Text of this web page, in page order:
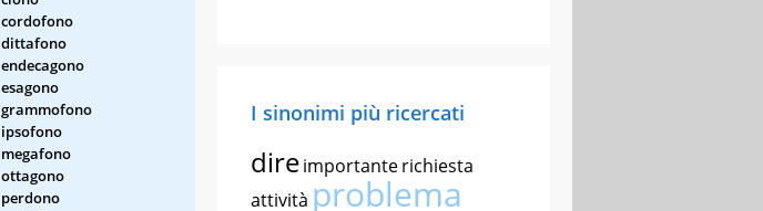
cordofono
dittafono
endecagono
esagono
grammofono
ipsofono
megafono
ottagono
perdono
I sinonimi più ricercati
direimportanterichiesta
attività problema